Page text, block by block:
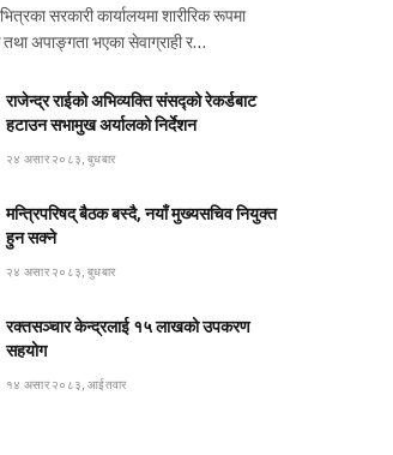
सरकारी कार्यालयमा शारीरिक रूपमा
अपाङ्गता भएका सेवाग्राही र…
राजेन्द्र राईको अभिव्यक्ति संसद्को रेकर्डबाट
हटाउन सभामुख अर्यालको निर्देशन
२४ असार २०८३, बुधबार
मन्त्रिपरिषद् बैठक बस्दै, नयाँ मुख्यसचिव नियुक्त
हुन सक्ने
२४ असार २०८३, बुधबार
रक्तसञ्चार केन्द्रलाई १५ लाखको उपकरण
सहयोग
१४ असार २०८३, आईतवार